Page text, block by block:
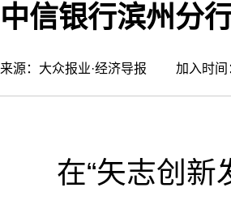
中信银行滨州分
来源：大众报业·经济导报 加入时
在“矢志创新